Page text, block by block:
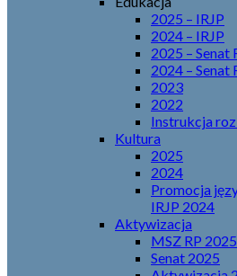
2025 – IRJP
2024 – IRJP
2025 – Senat
2024 – Senat
2023
2022
Instrukcja
Kultura
2025
2024
Promocja
IRJP 2024
Aktywizacja
MSZ RP 2025
Senat 2025